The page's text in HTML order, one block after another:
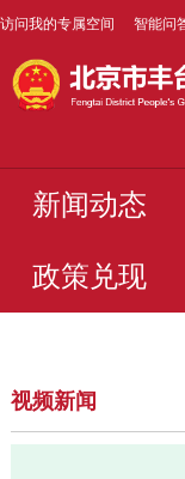
访问我的专属空间 智能问
新闻动态
政策兑现
视频新闻